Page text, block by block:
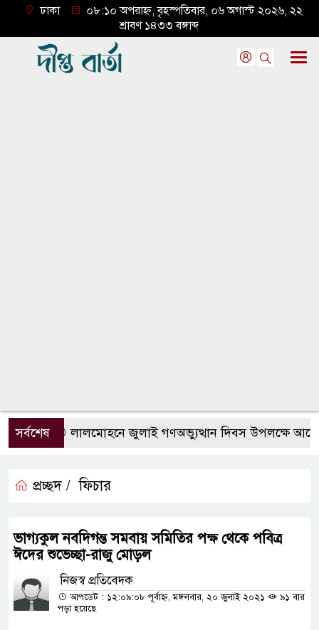
ঢাকা
০৮:১০ অপরাহ্ন, বৃহস্পতিবার, ০৬ অগাস্ট ২০২৬, ২২
শ্রাবণ ১৪৩৩ বঙ্গাব্দ
সর্বশেষলালমোহনে জুলাই গণঅভ্যুত্থান দিবস উপলক্ষে
প্রচ্ছদ / ফিচার
ভাগ্যকুল নবদিগন্ত সমবায় সমিতির পক্ষ থেকে পবিত্র
ঈদের শুভেচ্ছা-রাজু মোড়ল
নিজস্ব প্রতিবেদক
আপডেট : ১২:০৯:০৮ পূর্বাহ্ন, মঙ্গলবার, ২০ জুলাই ২০২১
৯১ বার
পড়া হয়েছে